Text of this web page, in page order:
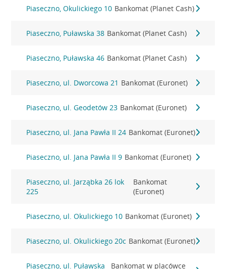
Piaseczno, Okulickiego 10 Bankomat (Planet Cash)
Piaseczno, Puławska 38 Bankomat (Planet Cash)
Piaseczno, Puławska 46 Bankomat (Planet Cash)
Piaseczno, ul. Dworcowa 21 Bankomat (Euronet)
Piaseczno, ul. Geodetów 23 Bankomat (Euronet)
Piaseczno, ul. Jana Pawła II 24 Bankomat (Euronet)
Piaseczno, ul. Jana Pawła II 9 Bankomat (Euronet)
Piaseczno, ul. Jarząbka 26 lok
225
Bankomat
(Euronet)
Piaseczno, ul. Okulickiego 10 Bankomat (Euronet)
Piaseczno, ul. Okulickiego 20c Bankomat (Euronet)
Piaseczno, ul. Puławska Bankomat w placówce